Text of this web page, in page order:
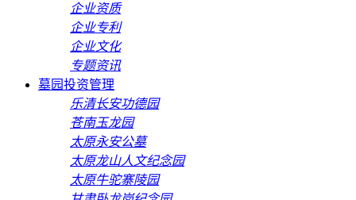
企业资质
企业专利
企业文化
专题资讯
墓园投资管理
乐清长安功德园
苍南玉龙园
太原永安公墓
太原龙山人文纪念园
太原牛驼寨陵园